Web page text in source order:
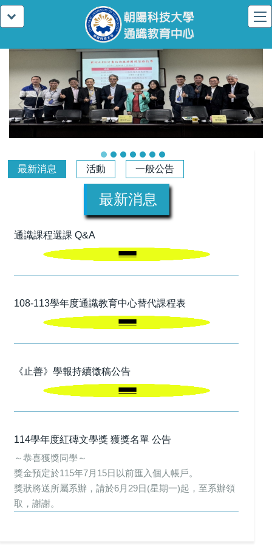
最新消息 活動 一般公告
最新消息
通識課程選課 Q&A
108-113學年度通識教育中心替代課程表
《止善》學報持續徵稿公告
114學年度紅磚文學獎 獲獎名單 公告
～恭喜獲獎同學～
獎金預定於115年7月15日以前匯入個人帳戶。
獎狀將送所屬系辦，請於6月29日(星期一)起，至系辦領
取，謝謝。